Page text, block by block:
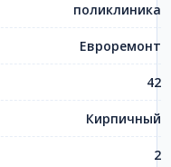
поликлиника
Евроремонт
42
Кирпичный
2